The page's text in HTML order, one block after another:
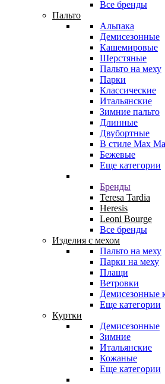
Все бренды
Пальто
Альпака
Демисезонные
Кашемировые
Шерстяные
Пальто на меху
Парки
Классические
Итальянские
Зимние пальто
Длинные
Двубортные
В стиле Max
Бежевые
Еще категории
Бренды
Teresa Tardia
Heresis
Leoni Bourge
Все бренды
Изделия с мехом
Пальто на меху
Парки на меху
Плащи
Ветровки
Демисезонные
Еще категории
Куртки
Демисезонные
Зимние
Итальянские
Кожаные
Еще категории